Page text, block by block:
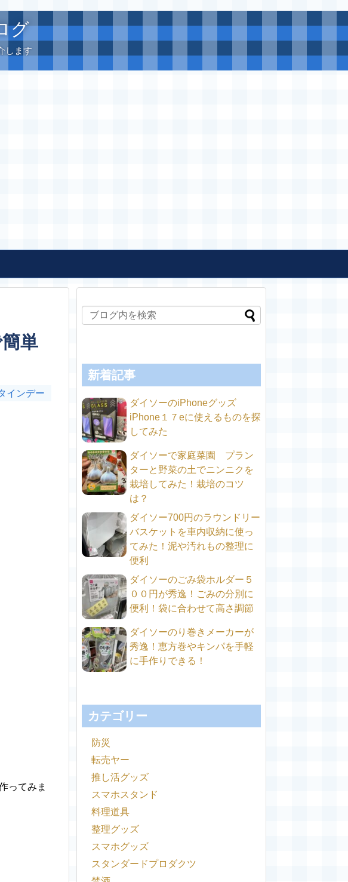
グ
します
単
インデー
ってみま
新着記事
ダイソーのiPhoneグッズ
iPhone１７eに使えるものを探
してみた
ダイソーで家庭菜園 プラン
ターと野菜の土でニンニクを
栽培してみた！栽培のコツ
は？
ダイソー700円のラウンドリー
バスケットを車内収納に使っ
てみた！泥や汚れもの整理に
便利
ダイソーのごみ袋ホルダー５
００円が秀逸！ごみの分別に
便利！袋に合わせて高さ調節
ダイソーのり巻きメーカーが
秀逸！恵方巻やキンパを手軽
に手作りできる！
カテゴリー
防災
転売ヤー
推し活グッズ
スマホスタンド
料理道具
整理グッズ
スマホグッズ
スタンダードプロダクツ